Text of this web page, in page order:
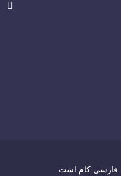
کام است.